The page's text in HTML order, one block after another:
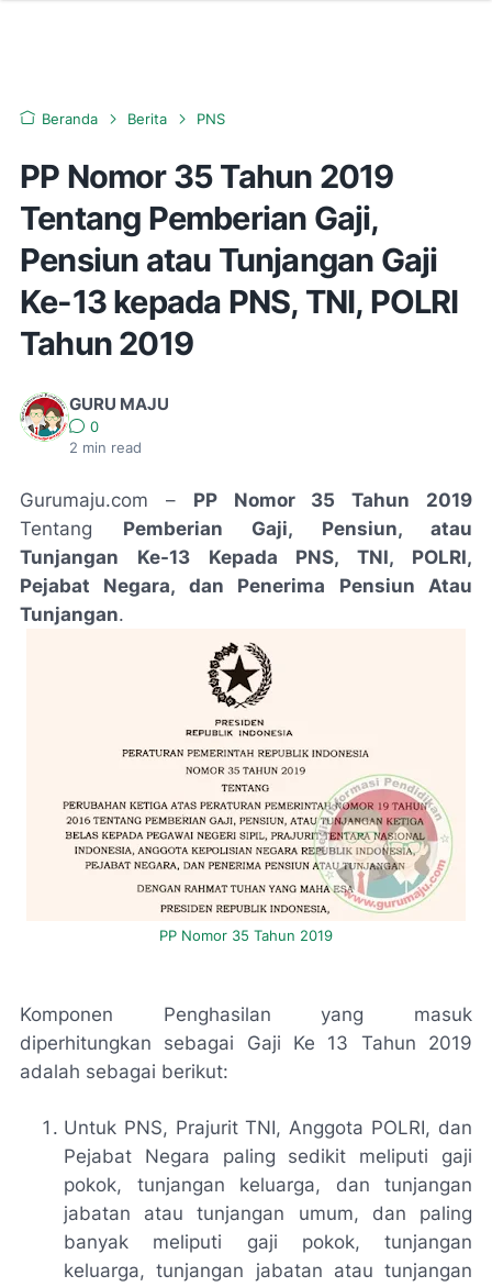
Beranda Berita PNS
PP Nomor 35 Tahun 2019
Tentang Pemberian Gaji,
Pensiun atau Tunjangan Gaji
Ke-13 kepada PNS, TNI, POLRI
Tahun 2019
GURU MAJU
0
2 min read
Gurumaju.com – PP Nomor 35 Tahun 2019
Tentang Pemberian Gaji, Pensiun, atau
Tunjangan Ke-13 Kepada PNS, TNI, POLRI,
Pejabat Negara, dan Penerima Pensiun Atau
Tunjangan.
PP Nomor 35 Tahun 2019
Komponen Penghasilan yang masuk
diperhitungkan sebagai Gaji Ke 13 Tahun 2019
adalah sebagai berikut:
Untuk PNS, Prajurit TNI, Anggota POLRI, dan
Pejabat Negara paling sedikit meliputi gaji
pokok, tunjangan keluarga, dan tunjangan
jabatan atau tunjangan umum, dan paling
banyak meliputi gaji pokok, tunjangan
keluarga, tunjangan jabatan atau tunjangan